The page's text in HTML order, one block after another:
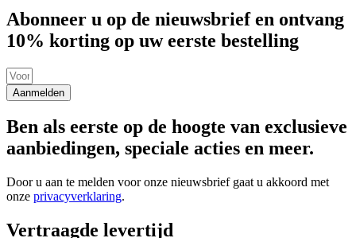
Abonneer u op de nieuwsbrief en ontvang
10% korting op uw eerste bestelling
Aanmelden
Ben als eerste op de hoogte van exclusieve
aanbiedingen, speciale acties en meer.
Door u aan te melden voor onze nieuwsbrief gaat u akkoord met
onze privacyverklaring.
Vertraagde levertijd